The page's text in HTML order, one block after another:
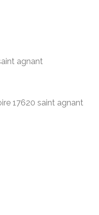
agnant
17620 saint agnant